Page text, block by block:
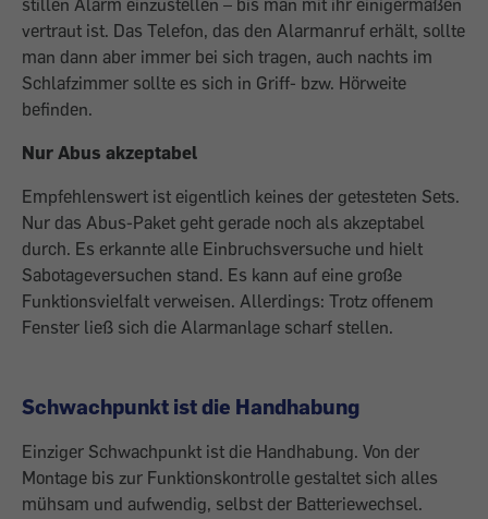
stillen Alarm einzustellen – bis man mit ihr einigermaßen
vertraut ist. Das Telefon, das den Alarmanruf erhält, sollte
man dann aber immer bei sich tragen, auch nachts im
Schlafzimmer sollte es sich in Griff- bzw. Hörweite
befinden.
Nur Abus akzeptabel
Empfehlenswert ist eigentlich keines der ­getesteten Sets.
Nur das Abus-Paket geht gerade noch als akzeptabel
durch. Es erkannte alle Einbruchsversuche und hielt
Sabotageversuchen stand. Es kann auf eine große
Funktionsvielfalt verweisen. Allerdings: Trotz offenem
Fenster ließ sich die Alarmanlage scharf stellen.
Schwachpunkt ist die Handhabung
Einziger Schwachpunkt ist die Handhabung. Von der
Montage bis zur Funktionskontrolle gestaltet sich alles
mühsam und aufwendig, selbst der Batteriewechsel.